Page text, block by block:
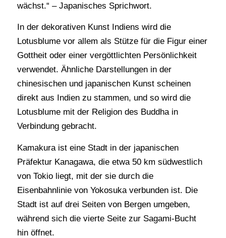
wächst.“ – Japanisches Sprichwort.
In der dekorativen Kunst Indiens wird die
Lotusblume vor allem als Stütze für die Figur einer
Gottheit oder einer vergöttlichten Persönlichkeit
verwendet. Ähnliche Darstellungen in der
chinesischen und japanischen Kunst scheinen
direkt aus Indien zu stammen, und so wird die
Lotusblume mit der Religion des Buddha in
Verbindung gebracht.
Kamakura ist eine Stadt in der japanischen
Präfektur Kanagawa, die etwa 50 km südwestlich
von Tokio liegt, mit der sie durch die
Eisenbahnlinie von Yokosuka verbunden ist. Die
Stadt ist auf drei Seiten von Bergen umgeben,
während sich die vierte Seite zur Sagami-Bucht
hin öffnet.